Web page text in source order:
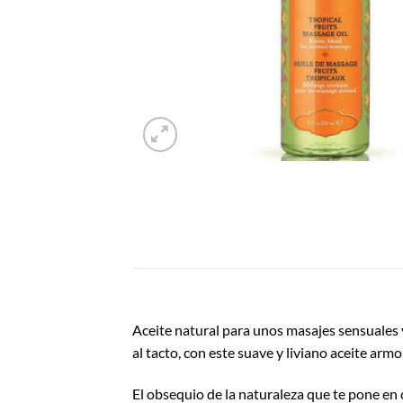
Aceite natural para unos masajes
al tacto, con este suave y liviano aceite
El obsequio de la naturaleza que te pone